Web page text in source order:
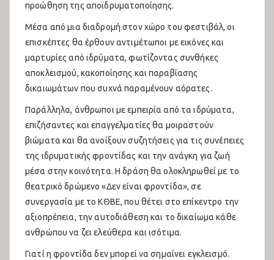
προώθηση της αποϊδρυματοποίησης.
Μέσα από μια διαδρομή στον χώρο του φεστιβάλ, οι
επισκέπτες θα έρθουν αντιμέτωποι με εικόνες και
μαρτυρίες από ιδρύματα, φωτίζοντας συνθήκες
αποκλεισμού, κακοποίησης και παραβίασης
δικαιωμάτων που συχνά παραμένουν αόρατες.
Παράλληλα, άνθρωποι με εμπειρία από τα ιδρύματα,
επιζήσαντες και επαγγελματίες θα μοιραστούν
βιώματα και θα ανοίξουν συζητήσεις για τις συνέπειες
της ιδρυματικής φροντίδας και την ανάγκη για ζωή
μέσα στην κοινότητα. Η δράση θα ολοκληρωθεί με το
θεατρικό δρώμενο «Δεν είναι φροντίδα», σε
συνεργασία με το ΚΘΒΕ, που θέτει στο επίκεντρο την
αξιοπρέπεια, την αυτοδιάθεση και το δικαίωμα κάθε
ανθρώπου να ζει ελεύθερα και ισότιμα.
Γιατί η φροντίδα δεν μπορεί να σημαίνει εγκλεισμό.